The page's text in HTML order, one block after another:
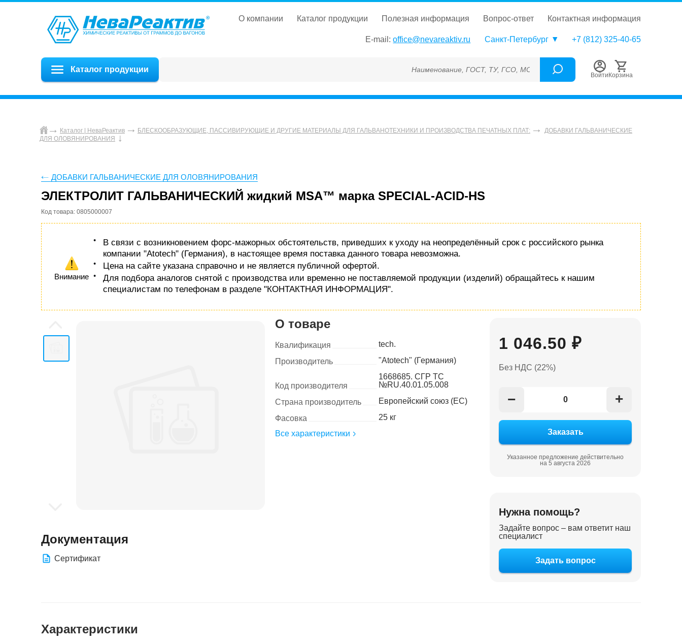
о компании каталог продукции полезная информация вопрос-ответ контактная информация
E-mail: office@nevareaktiv.ru Санкт-Петербург +7 (812) 325-40-65
Каталог продукции Наименование, ГОСТ, ТУ, ГСО, МСО, ОСО, СОП, ГРСИ, Каталожный номер (Артикул),
Войти Корзина
Каталог | НеваРеактив БЛЕСКООБРАЗУЮЩИЕ, ПАССИВИРУЮЩИЕ И ДРУГИЕ МАТЕРИАЛЫ ДЛЯ ГАЛЬВАНОТЕХНИКИ И ПРОИЗВОДСТВА ПЕЧАТНЫХ ПЛАТ:
ДОБАВКИ ГАЛЬВАНИЧЕСКИЕ
ДЛЯ ОЛОВЯНИРОВАНИЯ
ДОБАВКИ ГАЛЬВАНИЧЕСКИЕ ДЛЯ ОЛОВЯНИРОВАНИЯ
ЭЛЕКТРОЛИТ ГАЛЬВАНИЧЕСКИЙ жидкий MSA™ марка SPECIAL-ACID-HS
Код товара: 0805000007
Внимание
В связи с возникновением форс-мажорных обстоятельств, приведших к уходу на неопределённый срок с российского рынка
компании "Atotech" (Германия), в настоящее время поставка данного товара невозможна.
Цена на сайте указана справочно и не является публичной офертой.
Для подбора аналогов снятой с производства или временно не поставляемой продукции (изделий) обращайтесь к нашим
специалистам по телефонам в разделе "КОНТАКТНАЯ ИНФОРМАЦИЯ".
1 046.50 ₽
Без НДС (22%)
− +
Указанное предложение действительно
на 5 августа 2026
О товаре
Квалификация
tech.
Производитель
"Atotech" (Германия)
Код производителя
1668685. СГР ТС
№RU.40.01.05.008
Страна производитель
Европейский союз (ЕС)
Фасовка
25 кг
Все характеристики
Документация
Сертификат
Нужна помощь?
Задайте вопрос – вам ответит наш
специалист
Задать вопрос
Характеристики